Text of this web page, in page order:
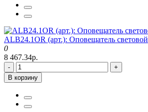
ALB24.1OR (арт.): Оповещатель световой
0
8 467.34р.
-
+
В корзину